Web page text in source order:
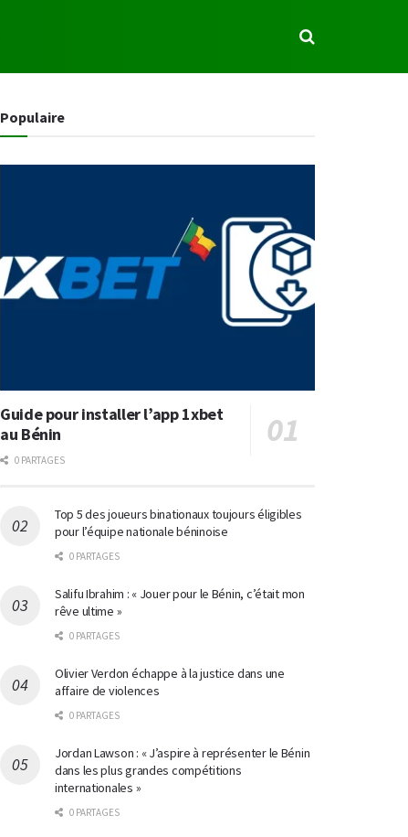
Populaire
Guide pour installer l’app 1xbet
au Bénin
0 PARTAGES
Top 5 des joueurs binationaux toujours éligibles
pour l’équipe nationale béninoise
0 PARTAGES
Salifu Ibrahim : « Jouer pour le Bénin, c’était mon
rêve ultime »
0 PARTAGES
Olivier Verdon échappe à la justice dans une
affaire de violences
0 PARTAGES
Jordan Lawson : « J’aspire à représenter le Bénin
dans les plus grandes compétitions
internationales »
0 PARTAGES